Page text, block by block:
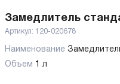
Замедлитель
Артикул: 120-020678
Наименование
Объем 1 л